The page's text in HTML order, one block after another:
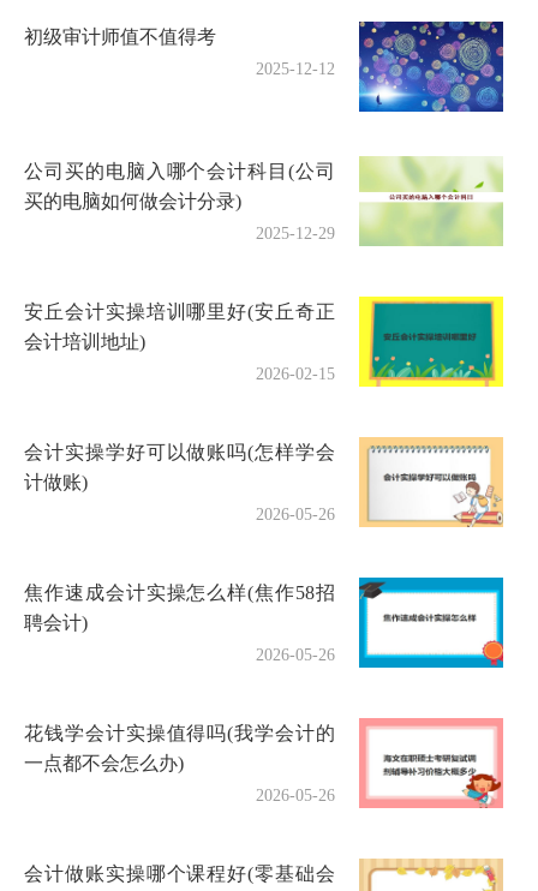
初级审计师值不值得考
2025-12-12
公司买的电脑入哪个会计科目(公司
买的电脑如何做会计分录)
2025-12-29
安丘会计实操培训哪里好(安丘奇正
会计培训地址)
2026-02-15
会计实操学好可以做账吗(怎样学会
计做账)
2026-05-26
焦作速成会计实操怎么样(焦作58招
聘会计)
2026-05-26
花钱学会计实操值得吗(我学会计的
一点都不会怎么办)
2026-05-26
会计做账实操哪个课程好(零基础会